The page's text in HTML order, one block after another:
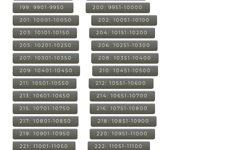
199: 9901-9950 200: 9951-10000
201: 10001-10050 202: 10051-10100
203: 10101-10150 204: 10151-10200
205: 10201-10250 206: 10251-10300
207: 10301-10350 208: 10351-10400
209: 10401-10450 210: 10451-10500
211: 10501-10550 212: 10551-10600
213: 10601-10650 214: 10651-10700
215: 10701-10750 216: 10751-10800
217: 10801-10850 218: 10851-10900
219: 10901-10950 220: 10951-11000
221: 11001-11050 222: 11051-11100